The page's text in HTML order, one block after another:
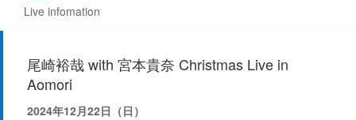
Live infomation
尾崎裕哉 with 宮本貴奈 Christmas Live in
Aomori
2024年12月22日（日）